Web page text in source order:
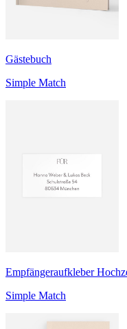
Gästebuch
Simple Match
Empfängeraufkleber
Simple Match